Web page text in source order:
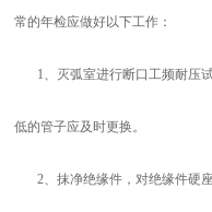
常的年检应做好以下工作：
1、灭弧室进行断口工频耐压
低的管子应及时更换。
2、抹净绝缘件，对绝缘件硬